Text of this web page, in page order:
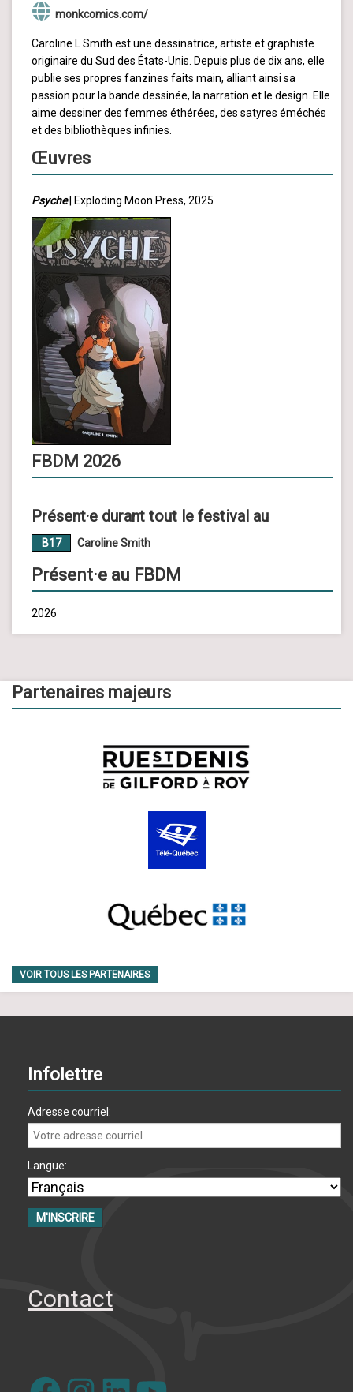
monkcomics.com/
Caroline L Smith est une dessinatrice, artiste et graphiste
originaire du Sud des États-Unis. Depuis plus de dix ans, elle
publie ses propres fanzines faits main, alliant ainsi sa
passion pour la bande dessinée, la narration et le design. Elle
aime dessiner des femmes éthérées, des satyres éméchés
et des bibliothèques infinies.
Œuvres
Psyche| Exploding Moon Press, 2025
FBDM 2026
Présent·e durant tout le festival au
B17 Caroline Smith
Présent·e au FBDM
2026
Partenaires majeurs
VOIR TOUS LES PARTENAIRES
Infolettre
Adresse courriel:
Langue:
Contact